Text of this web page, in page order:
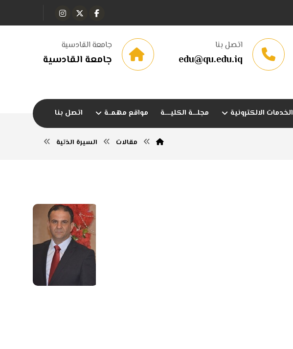
جامعة القادسية
جامعة القادسية
اتصل بنا
edu@qu.edu.iq
الخدمات الالكترونية مجلـــة الكليــــة مواقع مهمــة اتصل بنا
مقالات السيرة الذتية